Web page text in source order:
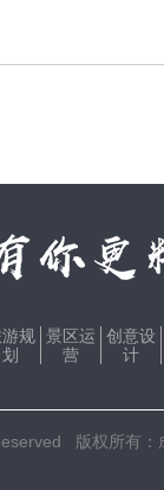
规
划
景区运
营
创意设
计
版权所有